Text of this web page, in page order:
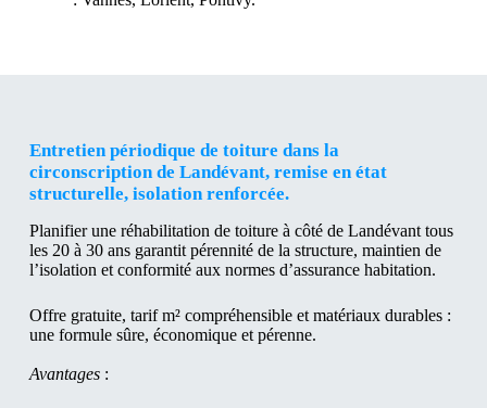
Entretien périodique de toiture dans la
circonscription de Landévant, remise en état
structurelle, isolation renforcée.
Planifier une réhabilitation de toiture à côté de Landévant tous
les 20 à 30 ans garantit pérennité de la structure, maintien de
l’isolation et conformité aux normes d’assurance habitation.
Offre gratuite, tarif m² compréhensible et matériaux durables :
une formule sûre, économique et pérenne.
Avantages: